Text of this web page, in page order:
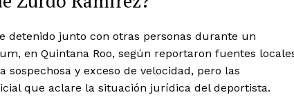
detenido junto con otras personas durante un
en Quintana Roo, según reportaron fuentes
y exceso de velocidad, pero las
que aclare la situación jurídica del deportista.